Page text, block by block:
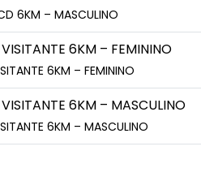
6KM – MASCULINO
6KM – FEMININO
6KM – FEMININO
6KM – MASCULINO
6KM – MASCULINO